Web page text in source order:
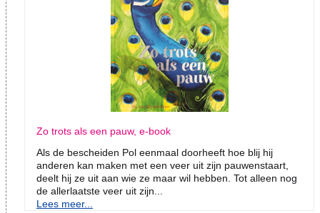
Zo trots als een pauw, e-book
Als de bescheiden Pol eenmaal doorheeft hoe blij hij
anderen kan maken met een veer uit zijn pauwenstaart,
deelt hij ze uit aan wie ze maar wil hebben. Tot alleen nog
de allerlaatste veer uit zijn...
Lees meer...